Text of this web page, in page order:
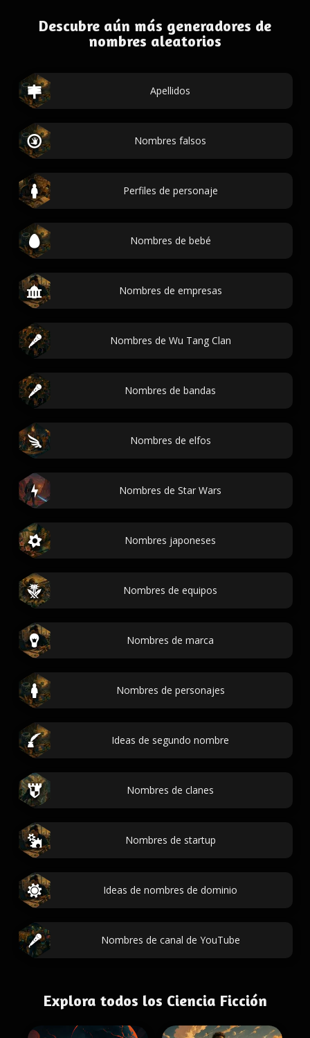
Descubre aún más generadores de
nombres aleatorios
Apellidos
Nombres falsos
Perfiles de personaje
Nombres de bebé
Nombres de empresas
Nombres de Wu Tang Clan
Nombres de bandas
Nombres de elfos
Nombres de Star Wars
Nombres japoneses
Nombres de equipos
Nombres de marca
Nombres de personajes
Ideas de segundo nombre
Nombres de clanes
Nombres de startup
Ideas de nombres de dominio
Nombres de canal de YouTube
Explora todos los Ciencia Ficción